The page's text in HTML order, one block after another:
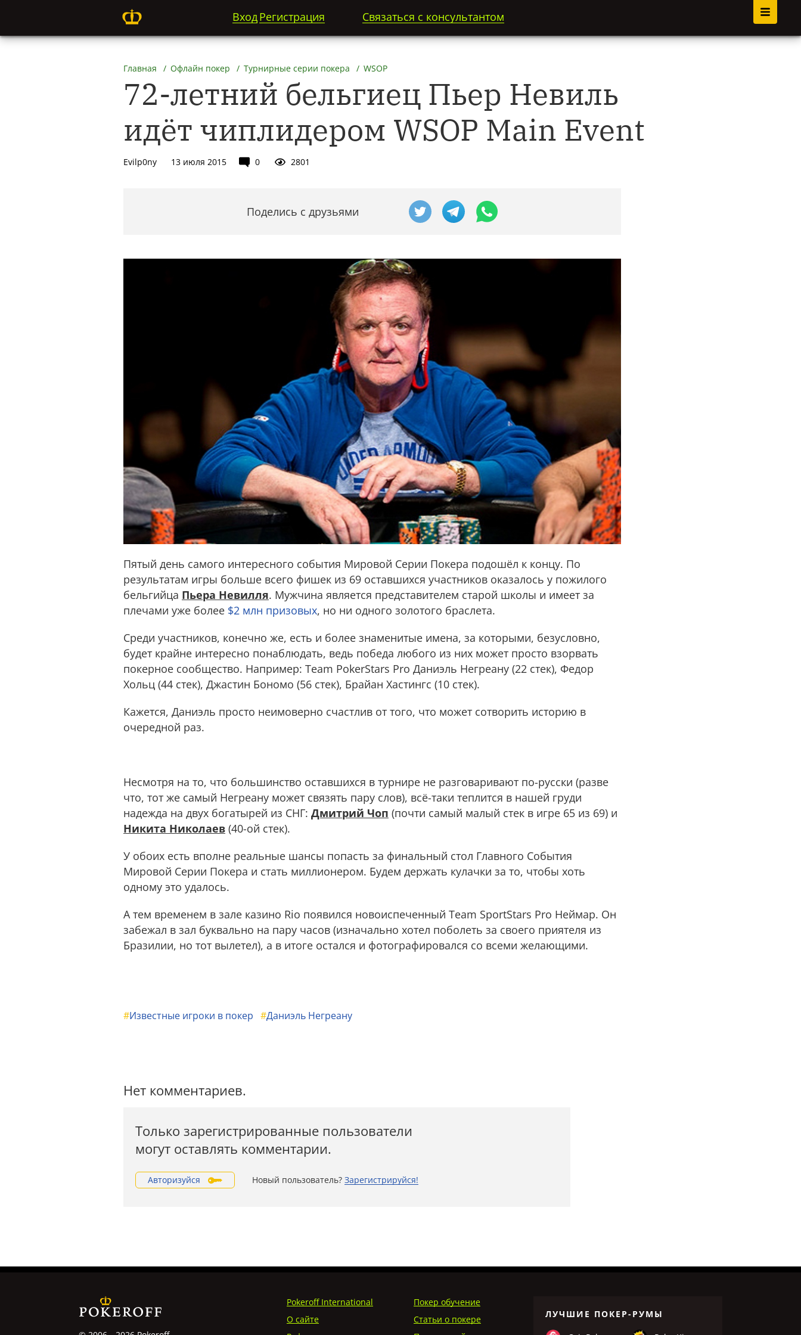
ВходРегистрация Связаться с консультантом
Главная Офлайн покер Турнирные серии покера WSOP
72-летний бельгиец Пьер Невиль
идёт чиплидером WSOP Main Event
Evilp0ny 13 июля 2015 0 2801
Поделись с друзьями
Пятый день самого интересного события Мировой Серии Покера подошёл к концу. По
результатам игры больше всего фишек из 69 оставшихся участников оказалось у пожилого
бельгийца Пьера Невилля. Мужчина является представителем старой школы и имеет за
плечами уже более $2 млн призовых, но ни одного золотого браслета.
Среди участников, конечно же, есть и более знаменитые имена, за которыми, безусловно,
будет крайне интересно понаблюдать, ведь победа любого из них может просто взорвать
покерное сообщество. Например: Team PokerStars Pro Даниэль Негреану (22 стек), Федор
Хольц (44 стек), Джастин Бономо (56 стек), Брайан Хастингс (10 стек).
Кажется, Даниэль просто неимоверно счастлив от того, что может сотворить историю в
очередной раз.
Несмотря на то, что большинство оставшихся в турнире не разговаривают по-русски (разве
что, тот же самый Негреану может связять пару слов), всё-таки теплится в нашей груди
надежда на двух богатырей из СНГ: Дмитрий Чоп (почти самый малый стек в игре 65 из 69) и
Никита Николаев (40-ой стек).
У обоих есть вполне реальные шансы попасть за финальный стол Главного События
Мировой Серии Покера и стать миллионером. Будем держать кулачки за то, чтобы хоть
одному это удалось.
А тем временем в зале казино Rio появился новоиспеченный Team SportStars Pro Неймар. Он
забежал в зал буквально на пару часов (изначально хотел поболеть за своего приятеля из
Бразилии, но тот вылетел), а в итоге остался и фотографировался со всеми желающими.
#Известные игроки в покер #Даниэль Негреану
Нет комментариев.
Только зарегистрированные пользователи
могут оставлять комментарии.
Авторизуйся Новый пользователь? Зарегистрируйся!
Pokeroff International
Покер обучение
О сайте
Статьи о покере
ЛУЧШИЕ ПОКЕР-РУМЫ